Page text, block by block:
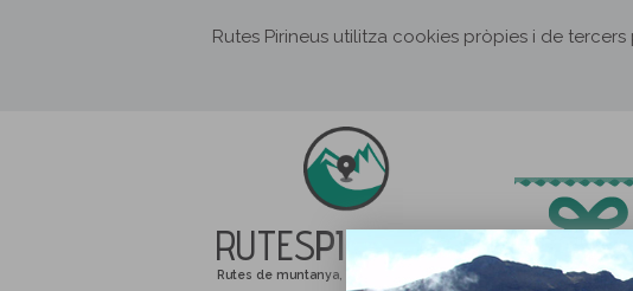
Rutes Pirineus utilitza cookies pròpies i de
RUTESPIRINEUS
Rutes de muntanya, senderisme i excursions